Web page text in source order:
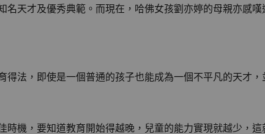
天才及優秀典範。而現在，哈佛女孩劉亦婷的母親亦感
法，即使是一個普通的孩子也能成為一個不平凡的天才
機，要知道教育開始得越晚，兒童的能力實現就越少，這